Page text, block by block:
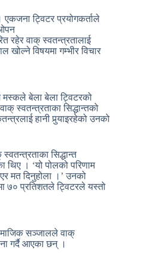
ट्विटर प्रयोगकर्ताले
रहेर वाक् स्वतन्त्रतालाई
खोल्ने विषयमागम्भीरविचार
बेला बेला ट्विटरको
क्स्वतन्त्रताका सिद्धान्तको
हानी पुर्‍याइरहेको उनको
स्वतन्त्रताका सिद्धान्त
थिए । ‘यो पोलको परिणाम
मत दिनुहोला ।’ उनको
७० प्रतिशतले ट्विटरले यस्तो
सञ्जालले वाक्
गर्दै आएका छन् ।